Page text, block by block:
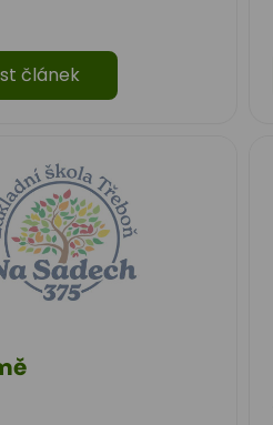
článek